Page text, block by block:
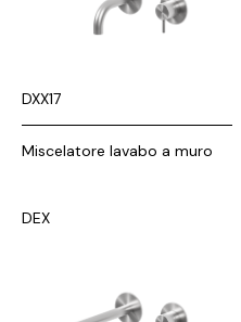
DXX17
Miscelatore lavabo a muro
DEX